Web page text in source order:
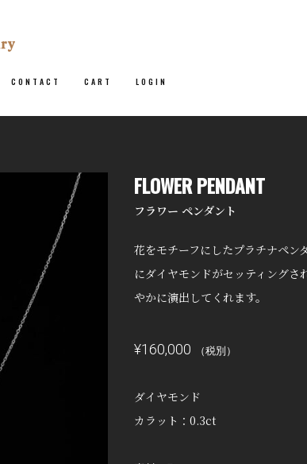
CONTACT CART LOGIN
FLOWER PENDANT
フラワー ペンダント
花をモチーフにしたプラチナペン
にダイヤモンドがセッティングさ
やかに演出してくれます。
¥160,000 （税別）
ダイヤモンド
カラット：0.3ct